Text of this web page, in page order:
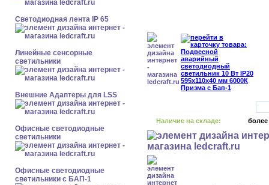
Светодиодная лента IP 65
Линейные сенсорные
светильники
Внешние Адаптеры для LSS
Офисные светодиодные
светильники
Офисные светодиодные
светильники с БАП-1
Наличие на складе: более